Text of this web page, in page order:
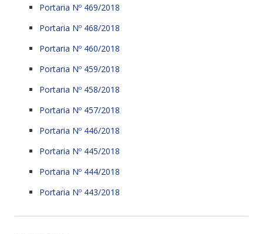
Portaria Nº 469/2018
Portaria Nº 468/2018
Portaria Nº 460/2018
Portaria Nº 459/2018
Portaria Nº 458/2018
Portaria Nº 457/2018
Portaria Nº 446/2018
Portaria Nº 445/2018
Portaria Nº 444/2018
Portaria Nº 443/2018